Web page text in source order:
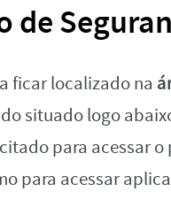
de
ficar localizado na
situado logo
para acessar
para acessar